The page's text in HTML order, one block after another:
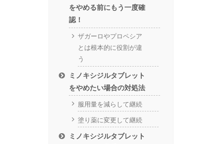
をやめる前にもう一度確
認！
ザガーロやプロペシア
とは根本的に役割が違
う
ミノキシジルタブレット
をやめたい場合の対処法
服用量を減らして継続
塗り薬に変更して継続
ミノキシジルタブレット